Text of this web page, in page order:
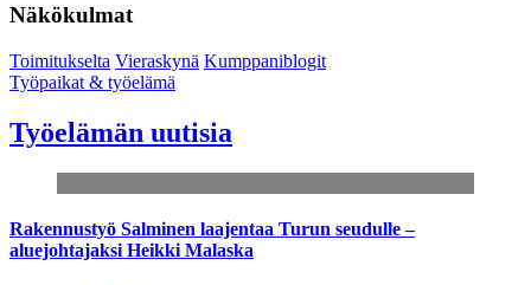
Näkökulmat
Toimitukselta Vieraskynä Kumppaniblogit
Työpaikat & työelämä
Työelämän uutisia
Rakennustyö Salminen laajentaa Turun seudulle –
aluejohtajaksi Heikki Malaska